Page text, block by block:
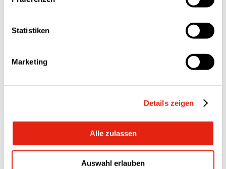
Statistiken
Marketing
Details zeigen
Alle zulassen
Auswahl erlauben
Schweißroboter